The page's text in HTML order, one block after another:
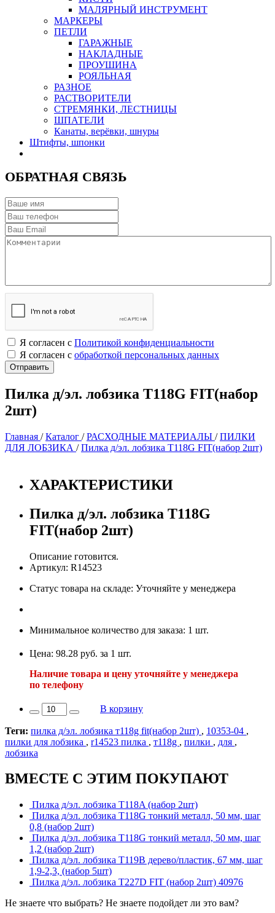
МАЛЯРНЫЙ ИНСТРУМЕНТ
МАРКЕРЫ
ПЕТЛИ
ГАРАЖНЫЕ
НАКЛАДНЫЕ
ПРОУШИНА
РОЯЛЬНАЯ
РАЗНОЕ
РАСТВОРИТЕЛИ
СТРЕМЯНКИ, ЛЕСТНИЦЫ
ШПАТЕЛИ
Канаты, верёвки, шнуры
Штифты, шпонки
ОБРАТНАЯ СВЯЗЬ
Я согласен с Политикой конфиденциальности
Я согласен с обработкой персональных данных
Пилка д/эл. лобзика Т118G FIT(набор
2шт)
Главная /Каталог /РАСХОДНЫЕ МАТЕРИАЛЫ /ПИЛКИ
ДЛЯ ЛОБЗИКА /Пилка д/эл. лобзика Т118G FIT(набор 2шт)
ХАРАКТЕРИСТИКИ
Пилка д/эл. лобзика Т118G
FIT(набор 2шт)
Описание готовится.
Артикул: R14523
Статус товара на складе: Уточняйте у менеджера
Минимальное количество для заказа: 1 шт.
Цена: 98.28 руб. за 1 шт.
Наличие товара и цену уточняйте у менеджера
по телефону
В корзину
Теги: пилка д/эл. лобзика т118g fit(набор 2шт) , 10353-04 ,
пилки для лобзика , r14523 пилка , т118g , пилки , для ,
лобзика
ВМЕСТЕ С ЭТИМ ПОКУПАЮТ
Пилка д/эл. лобзика Т118A (набор 2шт)
Пилка д/эл. лобзика Т118G тонкий металл, 50 мм, шаг
0,8 (набор 2шт)
Пилка д/эл. лобзика Т118G тонкий металл, 50 мм, шаг
1,2 (набор 2шт)
Пилка д/эл. лобзика Т119В дерево/пластик, 67 мм, шаг
1,9-2,3, (набор 5шт)
Пилка д/эл. лобзика Т227D FIT (набор 2шт) 40976
Не знаете что выбрать? Не знаете подойдет ли это вам?